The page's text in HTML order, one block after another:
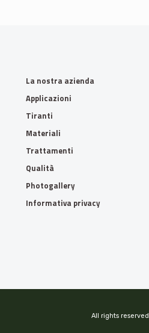
La nostra azienda
Applicazioni
Tiranti
Materiali
Trattamenti
Qualità
Photogallery
Informativa privacy
All rights